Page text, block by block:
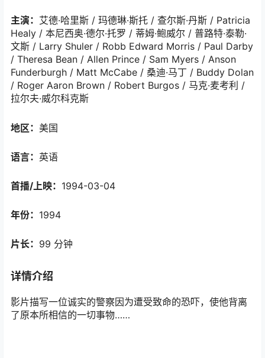
主演： 艾德·哈里斯 / 玛德琳·斯托 / 查尔斯·丹斯 / Patricia
Healy / 本尼西奥·德尔·托罗 / 蒂姆·鲍威尔 / 普路特·泰勒·
文斯 / Larry Shuler / Robb Edward Morris / Paul Darby
/ Theresa Bean / Allen Prince / Sam Myers / Anson
Funderburgh / Matt McCabe / 桑迪·马丁 / Buddy Dolan
/ Roger Aaron Brown / Robert Burgos / 马克·麦考利 /
拉尔夫·威尔科克斯
地区： 美国
语言： 英语
首播/上映： 1994-03-04
年份： 1994
片长： 99 分钟
详情介绍
影片描写一位诚实的警察因为遭受致命的恐吓，使他背离
了原本所相信的一切事物……